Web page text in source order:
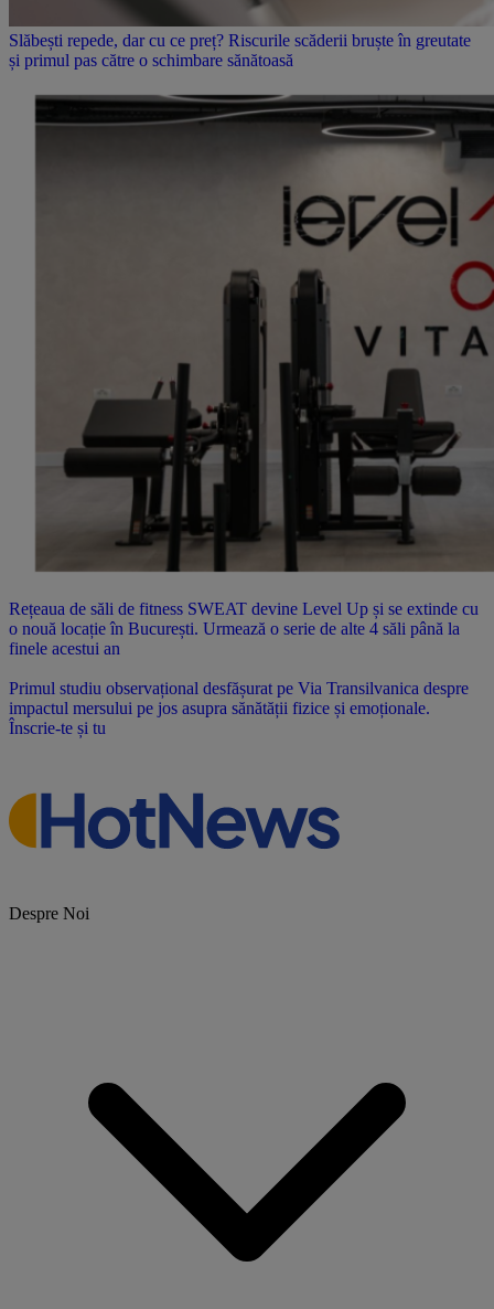
Slăbești repede, dar cu ce preț? Riscurile scăderii bruște în greutate
și primul pas către o schimbare sănătoasă
Rețeaua de săli de fitness SWEAT devine Level Up și se extinde cu
o nouă locație în București. Urmează o serie de alte 4 săli până la
finele acestui an
Primul studiu observațional desfășurat pe Via Transilvanica despre
impactul mersului pe jos asupra sănătății fizice și emoționale.
Înscrie-te și tu
Despre Noi